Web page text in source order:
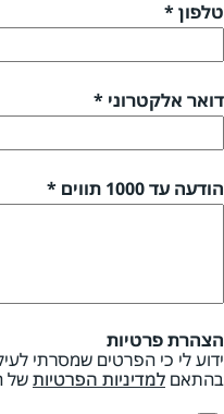
טלפון *
דואר אלקטרוני *
הודעה עד 1000 תווים *
הצהרת פרטיות
ידוע לי כי הפרטים שמסרתי
בהתאם למדיניות הפרטיותשל